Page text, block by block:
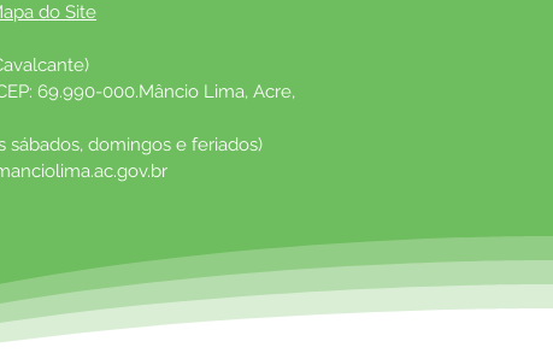
do Site
69.990-000.Mâncio Lima, Acre,
sábados, domingos e feriados)